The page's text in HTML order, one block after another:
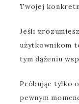
Twojej
Jeśli
użytkownikom
tym dążeniu
Próbując tylko
pewnym